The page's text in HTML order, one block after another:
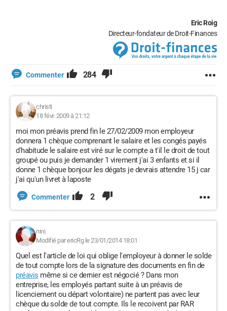
Eric Roig
Directeur-fondateur de Droit-Finances
Commenter 284
christi
18 févr. 2009 à 21:12
moi mon préavis prend fin le 27/02/2009 mon employeur
donnera 1 chèque comprenant le salaire et les congés payés
d'habitude le salaire est viré sur le compte a t'il le droit de tout
groupé ou puis je demander 1 virement j'ai 3 enfants et si il
donne 1 chèque bonjour les dégats je devrais attendre 15 j car
j'ai qu'un livret à laposte
Commenter 2
nini
Modifié par ericRg le 23/01/2014 18:01
Quel est l'article de loi qui oblige l'employeur à donner le solde
de tout compte lors de la signature des documents en fin de
préavis même si ce dernier est négocié ? Dans mon
entreprise, les employés partant suite à un préavis de
licenciement ou départ volontaire) ne partent pas avec leur
chèque du solde de tout compte. Ils le recoivent par RAR